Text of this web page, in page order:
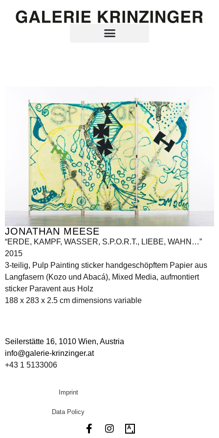
JONATHAN MEESE
“ERDE, KAMPF, WASSER, S.P.O.R.T., LIEBE, WAHN…”
2015
3-teilig, Pulp Painting sticker handgeschöpftem Papier aus
Langfasern (Kozo und Abacá), Mixed Media, aufmontiert
sticker Paravent aus Holz
188 x 283 x 2.5 cm dimensions variable
Seilerstätte 16, 1010 Wien, Austria
info@galerie-krinzinger.at
+43 1 5133006
Imprint
Data Policy